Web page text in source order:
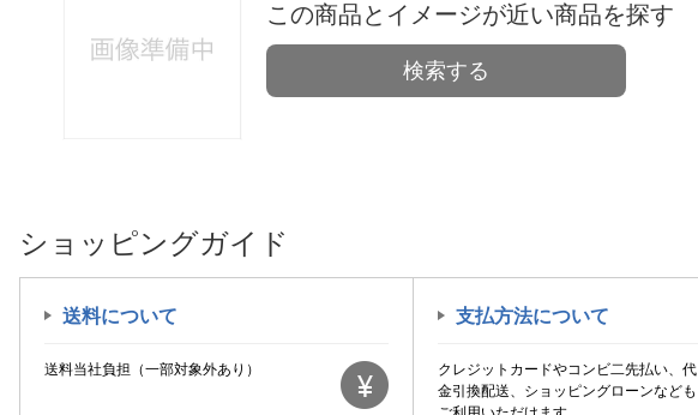
この商品とイメージが近い商品を探す
検索する
ショッピングガイド
送料について
送料当社負担（一部対象外あり）
支払方法について
クレジットカードやコンビ二先払い、代
金引換配送、ショッピングローンなども